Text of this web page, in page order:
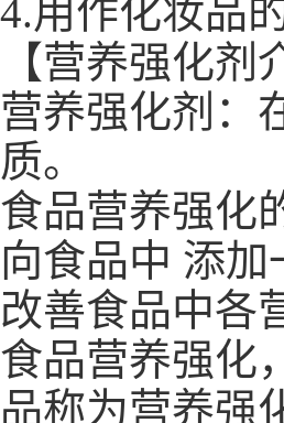
4.用作化妆品
【营养强化剂
营养强化剂：
质。
食品营养强化
向食品中 添
改善食品中各
食品营养强化
品称为营养强